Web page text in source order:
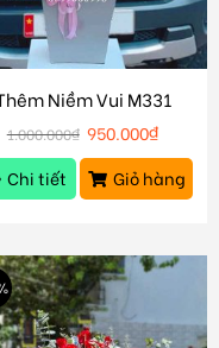
Niềm Vui M331
1.000.000₫ 950.000₫
Chi tiết
Giỏ hàng